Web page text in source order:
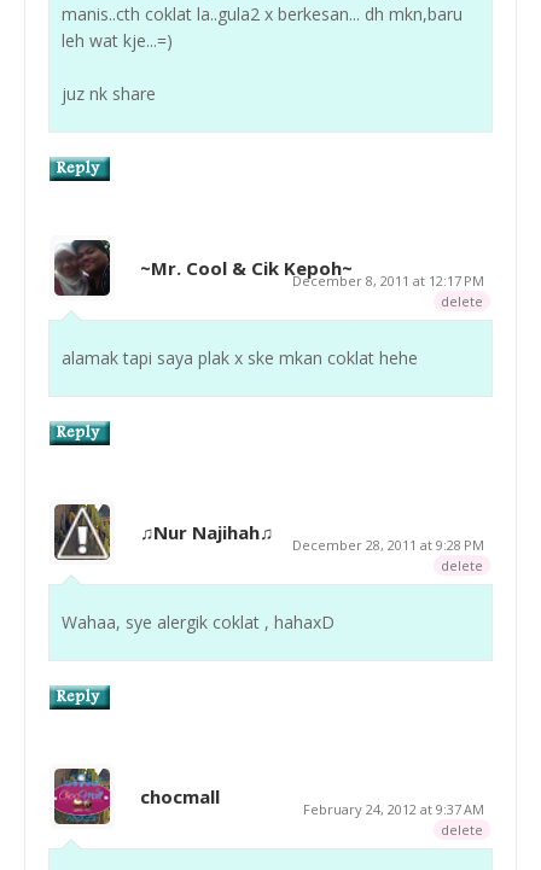
manis..cth coklat la..gula2 x berkesan... dh mkn,baru
leh wat kje...=)
juz nk share
~Mr. Cool & Cik Kepoh~
December 8, 2011 at 12:17 PM
delete
alamak tapi saya plak x ske mkan coklat hehe
♫Nur Najihah♫
December 28, 2011 at 9:28 PM
delete
Wahaa, sye alergik coklat , hahaxD
chocmall
February 24, 2012 at 9:37 AM
delete